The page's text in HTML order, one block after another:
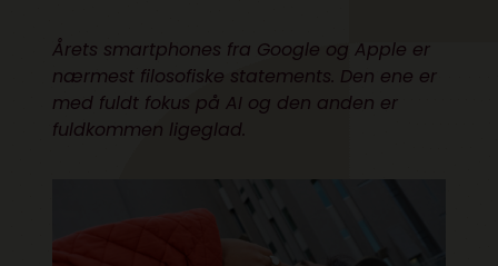
Årets smartphones fra Google og Apple er
nærmest filosofiske statements. Den ene er
med fuldt fokus på AI og den anden er
fuldkommen ligeglad.